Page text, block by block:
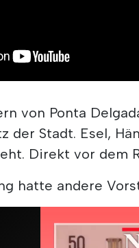
von Ponta
der Stadt. Esel,
Direkt vor dem
hatte andere